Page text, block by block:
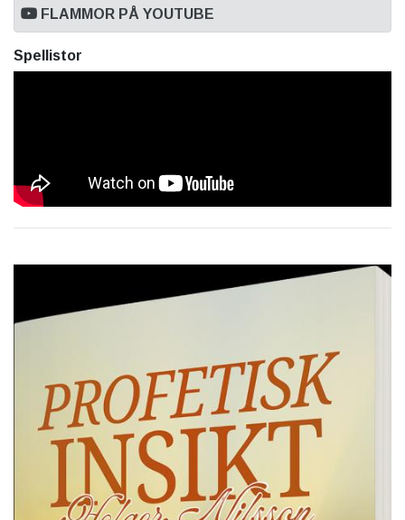
FLAMMOR PÅ YOUTUBE
Spellistor